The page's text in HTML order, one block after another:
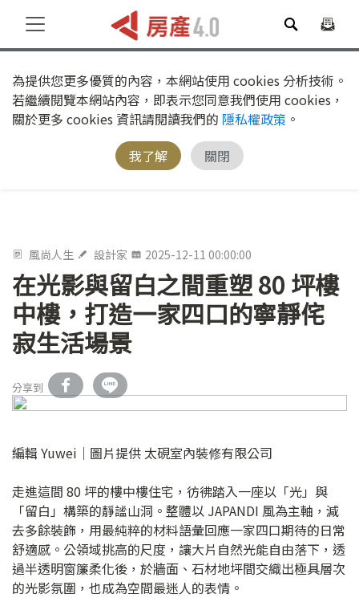
為提供您更多優質的內容，本網站使用 cookies 分析技術。
若繼續閱覽本網站內容，即表示您同意我們使用 cookies，
關於更多 cookies 資訊請閱讀我們的 隱私權政策 。
我了解
關閉
風尚人生 設計家 2025-12-11 00:00:00
在光影與留白之間重塑 80 坪樓
中樓，打造一家四口的寧靜侘
寂生活場景
分享到
編輯 Yuwei｜圖片提供 太硯室內裝修有限公司
走進這間 80 坪的樓中樓住宅，彷彿踏入一座以「光」與
「留白」構築的靜謐山洞。整體以 JAPANDI 風為主軸，減
去多餘裝飾，用最純粹的材料語彙回應一家四口期待的日常
舒適感。公領域挑高的尺度，讓大片自然光能自由落下，透
過半透明窗簾柔化後，於牆面、石材地坪間交織出極具層次
的光影氛圍，也成為空間最迷人的表情。